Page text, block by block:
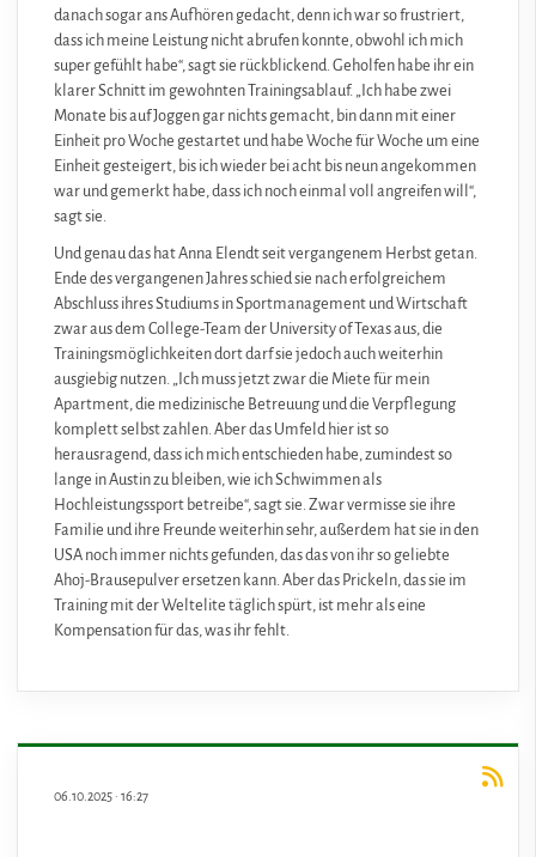
danach sogar ans Aufhören gedacht, denn ich war so frustriert,
dass ich meine Leistung nicht abrufen konnte, obwohl ich mich
super gefühlt habe“, sagt sie rückblickend. Geholfen habe ihr ein
klarer Schnitt im gewohnten Trainingsablauf. „Ich habe zwei
Monate bis auf Joggen gar nichts gemacht, bin dann mit einer
Einheit pro Woche gestartet und habe Woche für Woche um eine
Einheit gesteigert, bis ich wieder bei acht bis neun angekommen
war und gemerkt habe, dass ich noch einmal voll angreifen will“,
sagt sie.
Und genau das hat Anna Elendt seit vergangenem Herbst getan.
Ende des vergangenen Jahres schied sie nach erfolgreichem
Abschluss ihres Studiums in Sportmanagement und Wirtschaft
zwar aus dem College-Team der University of Texas aus, die
Trainingsmöglichkeiten dort darf sie jedoch auch weiterhin
ausgiebig nutzen. „Ich muss jetzt zwar die Miete für mein
Apartment, die medizinische Betreuung und die Verpflegung
komplett selbst zahlen. Aber das Umfeld hier ist so
herausragend, dass ich mich entschieden habe, zumindest so
lange in Austin zu bleiben, wie ich Schwimmen als
Hochleistungssport betreibe“, sagt sie. Zwar vermisse sie ihre
Familie und ihre Freunde weiterhin sehr, außerdem hat sie in den
USA noch immer nichts gefunden, das das von ihr so geliebte
Ahoj-Brausepulver ersetzen kann. Aber das Prickeln, das sie im
Training mit der Weltelite täglich spürt, ist mehr als eine
Kompensation für das, was ihr fehlt.
06.10.2025 · 16:27